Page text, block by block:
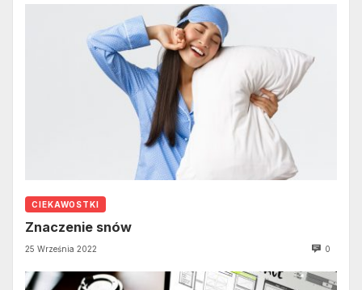
CIEKAWOSTKI
Znaczenie snów
25 Września 2022 0